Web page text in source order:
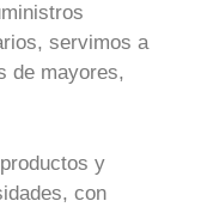
servimos a
de mayores,
y
con